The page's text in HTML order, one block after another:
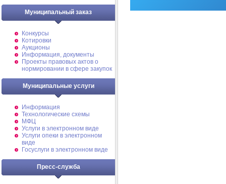
Муниципальный заказ
Конкурсы
Котировки
Аукционы
Информация, документы
Проекты правовых актов о
нормировании в сфере закупок
Муниципальные услуги
Информация
Технологические схемы
МФЦ
Услуги в электронном виде
Услуги опеки в электронном
виде
Госуслуги в электронном виде
Пресс-служба